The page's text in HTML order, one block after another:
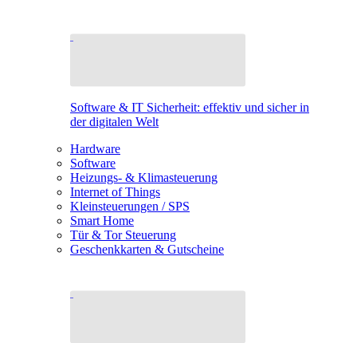
Software & IT Sicherheit: effektiv und sicher in
der digitalen Welt
Hardware
Software
Heizungs- & Klimasteuerung
Internet of Things
Kleinsteuerungen / SPS
Smart Home
Tür & Tor Steuerung
Geschenkkarten & Gutscheine